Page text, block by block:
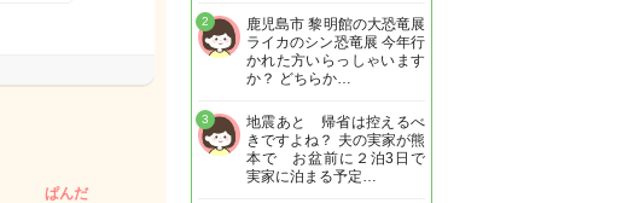
ぱんだ
鹿児島市 黎明館の大恐竜展
ライカのシン恐竜展 今年行
かれた方いらっしゃいます
か？ どちらか…
2
地震あと 帰省は控えるべ
きですよね？ 夫の実家が熊
本で お盆前に２泊3日で
実家に泊まる予定…
3